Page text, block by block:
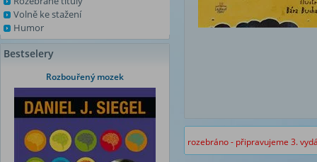
Volně ke stažení
Humor
Bestselery
Rozbouřený mozek
rozebráno - připravujeme 3.